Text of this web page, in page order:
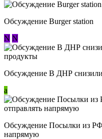
Обсуждение Burger station
N N
Обсуждение В ДНР
a
Обсуждение Посылки из
напрямую